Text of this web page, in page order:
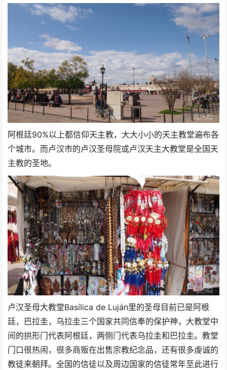
阿根廷90%以上都信仰天主教，大大小小的天主教堂遍布各
个城市。而卢汉市的卢汉圣母院或卢汉天主大教堂是全国天
主教的圣地。
卢汉圣母大教堂Basílica de Luján里的圣母目前已是阿根
廷，巴拉圭，乌拉圭三个国家共同信奉的保护神，大教堂中
间的拱形门代表阿根廷，两侧门代表乌拉圭和巴拉圭。教堂
门口很热闹，很多商贩在出售宗教纪念品，还有很多虔诚的
教徒来朝拜。全国的信徒以及周边国家的信徒常年至此进行